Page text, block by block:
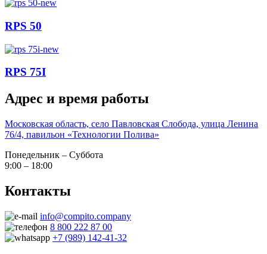
RPS 50
RPS 75I
Адрес и время работы
Московская область, село Павловская Слобода, улица Ленина
76/4, павильон «Технологии Полива»
Понедельник – Суббота
9:00 – 18:00
Контакты
info@compito.company
8 800 222 87 00
+7 (989) 142-41-32